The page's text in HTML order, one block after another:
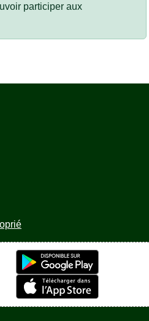
participer aux